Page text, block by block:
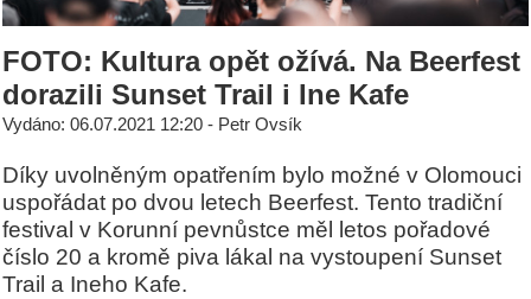
FOTO: Kultura opět ožívá. Na Beerfest
dorazili Sunset Trail i Ine Kafe
Vydáno: 06.07.2021 12:20 - Petr Ovsík
Díky uvolněným opatřením bylo možné v Olomouci
uspořádat po dvou letech Beerfest. Tento tradiční
festival v Korunní pevnůstce měl letos pořadové
číslo 20 a kromě piva lákal na vystoupení Sunset
Trail a Ineho Kafe.